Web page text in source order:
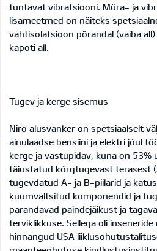
tuntavat vibratsiooni. Müra- ja
lisameetmed on näiteks
vahtisolatsioon põrandal (vaiba
kapoti all.
Tugev ja kerge sisemus
Niro alusvanker on spetsiaalselt
ainulaadse bensiini ja elektri jõul
kerge ja vastupidav, kuna on 53%
täiustatud kõrgtugevast terasest
tugevdatud A- ja B-piilarid ja
kuumvaltsitud komponendid ja
parandavad paindejäikust ja
terviklikkuse. Sellega oli
hinnangud USA